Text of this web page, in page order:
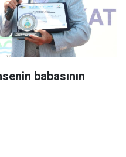
babasının